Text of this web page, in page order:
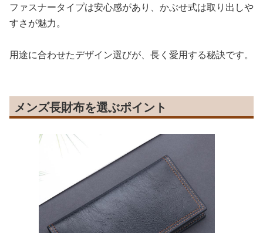
ファスナータイプは安心感があり、かぶせ式は取り出しや
すさが魅力。
用途に合わせたデザイン選びが、長く愛用する秘訣です。
メンズ長財布を選ぶポイント